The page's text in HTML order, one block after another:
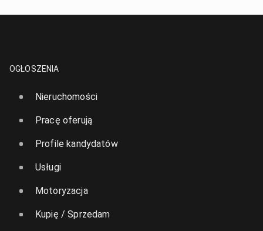
OGŁOSZENIA
Nieruchomości
Pracę oferują
Profile kandydatów
Usługi
Motoryzacja
Kupię / Sprzedam